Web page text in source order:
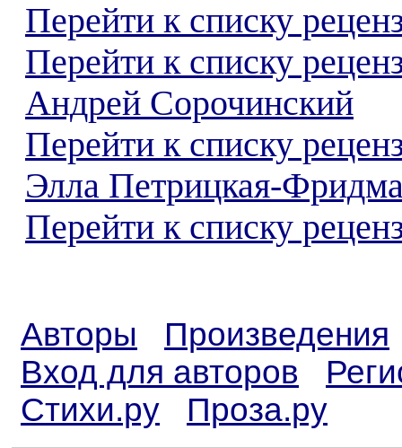
Перейти к списку
Перейти к списку
Андрей Сорочинский
Перейти к списку
Элла Петрицкая-
Перейти к списку
Авторы
Произведения
Вход для авторов
Стихи.ру
Проза.ру